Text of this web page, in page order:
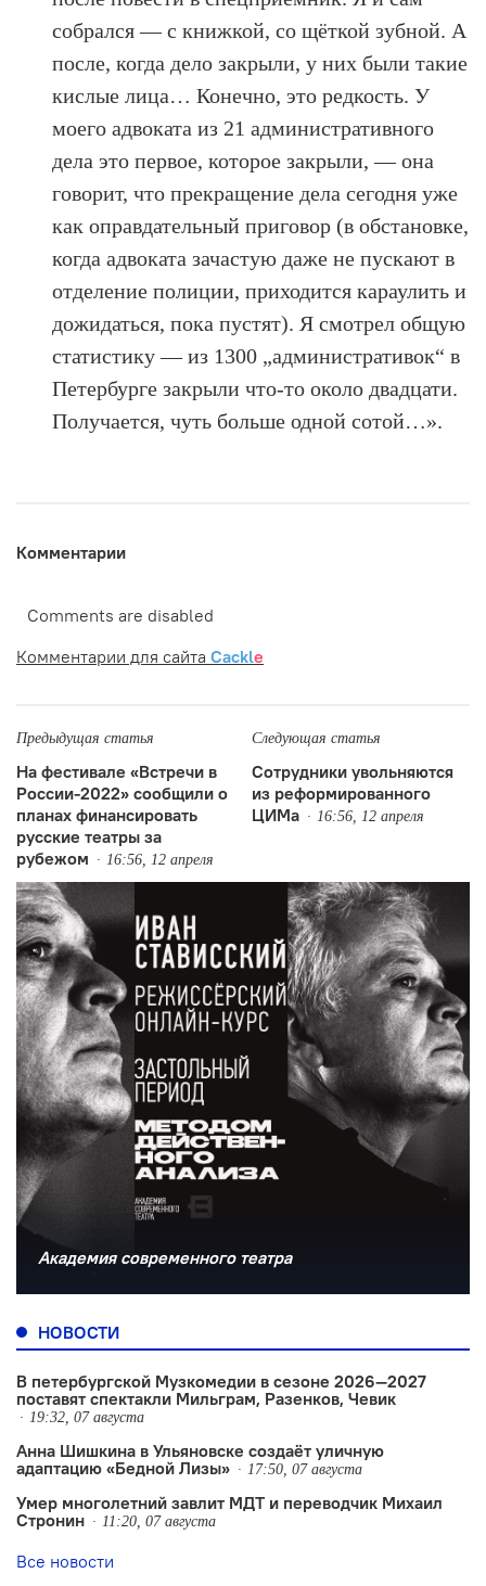
собрался — с книжкой, со щёткой зубной. А
после, когда дело закрыли, у них были такие
кислые лица… Конечно, это редкость. У
моего адвоката из 21 административного
дела это первое, которое закрыли, — она
говорит, что прекращение дела сегодня уже
как оправдательный приговор (в обстановке,
когда адвоката зачастую даже не пускают в
отделение полиции, приходится караулить и
дожидаться, пока пустят). Я смотрел общую
статистику — из 1300 „административок“ в
Петербурге закрыли что-то около двадцати.
Получается, чуть больше одной сотой…».
Комментарии
Comments are disabled
Комментарии для сайта Cackle
Предыдущая статья
На фестивале «Встречи в
России-2022» сообщили о
планах финансировать
русские театры за
рубежом
16:56, 12 апреля
Следующая статья
Сотрудники увольняются
из реформированного
ЦИМа
16:56, 12 апреля
Академия современного театра
НОВОСТИ
В петербургской Музкомедии в сезоне 2026—2027
поставят спектакли Мильграм, Разенков, Чевик
19:32, 07 августа
Анна Шишкина в Ульяновске создаëт уличную
адаптацию «Бедной Лизы»
17:50, 07 августа
Умер многолетний завлит МДТ и переводчик Михаил
Стронин
11:20, 07 августа
Все новости